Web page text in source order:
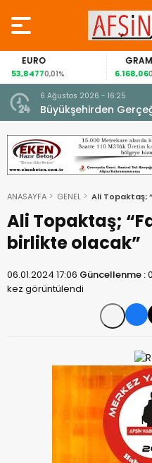
EURO
53,84770,01% 6.168,06
6 Ağustos 2026 - 16:25
Büyükşehirden
Kurtarma Tatbikatı.
ANASAYFA GENEL Ali Topaktaş;
Ali Topaktaş;
birlikte olacak”
06.01.2024 17:06 Güncellenme :
kez görüntülendi